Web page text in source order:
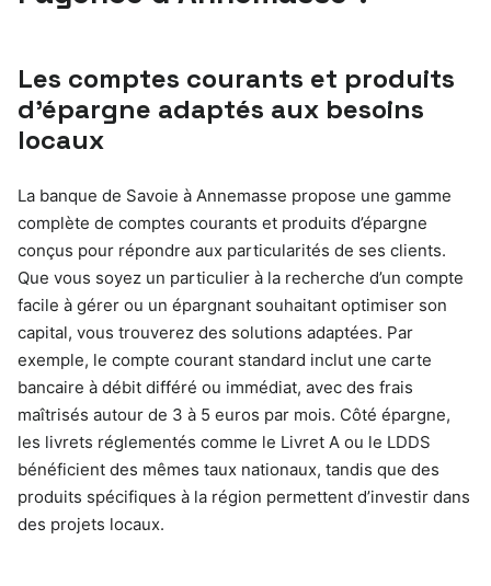
Les comptes courants et produits
d’épargne adaptés aux besoins
locaux
La banque de Savoie à Annemasse propose une gamme
complète de comptes courants et produits d’épargne
conçus pour répondre aux particularités de ses clients.
Que vous soyez un particulier à la recherche d’un compte
facile à gérer ou un épargnant souhaitant optimiser son
capital, vous trouverez des solutions adaptées. Par
exemple, le compte courant standard inclut une carte
bancaire à débit différé ou immédiat, avec des frais
maîtrisés autour de 3 à 5 euros par mois. Côté épargne,
les livrets réglementés comme le Livret A ou le LDDS
bénéficient des mêmes taux nationaux, tandis que des
produits spécifiques à la région permettent d’investir dans
des projets locaux.